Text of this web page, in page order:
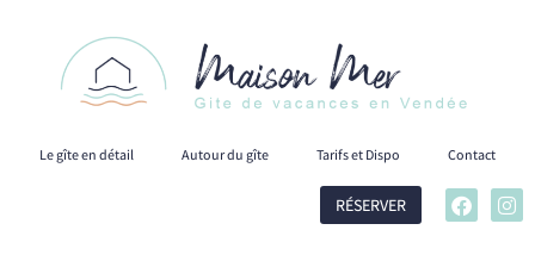
Le gîte en détail Autour du gîte Tarifs et Dispo Contact
RÉSERVER